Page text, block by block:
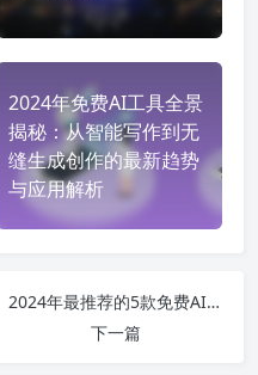
2024年免费AI工具全景
揭秘：从智能写作到无
缝生成创作的最新趋势
与应用解析
2024年最推荐的5款免费AI写作神器
下一篇